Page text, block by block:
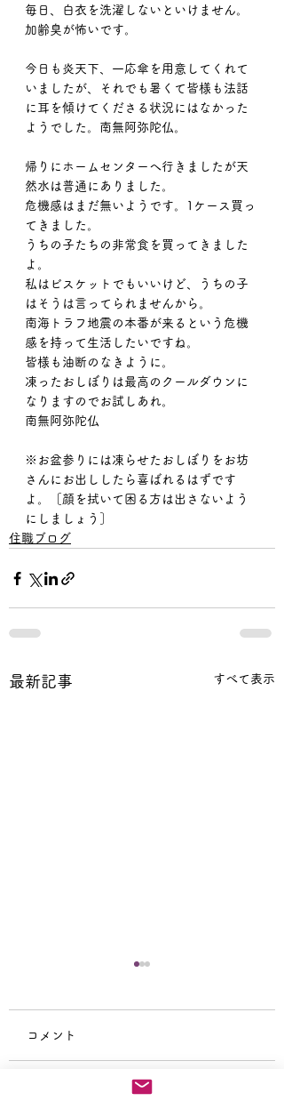
毎日、白衣を洗濯しないといけません。
加齢臭が怖いです。
今日も炎天下、一応傘を用意してくれて
いましたが、それでも暑くて皆様も法話
に耳を傾けてくださる状況にはなかった
ようでした。南無阿弥陀仏。
帰りにホームセンターへ行きましたが天
然水は普通にありました。
危機感はまだ無いようです。1ケース買っ
てきました。
うちの子たちの非常食を買ってきました
よ。
私はビスケットでもいいけど、うちの子
はそうは言ってられませんから。
南海トラフ地震の本番が来るという危機
感を持って生活したいですね。
皆様も油断のなきように。
凍ったおしぼりは最高のクールダウンに
なりますのでお試しあれ。
南無阿弥陀仏
※お盆参りには凍らせたおしぼりをお坊
さんにお出ししたら喜ばれるはずです
よ。［顔を拭いて困る方は出さないよう
にしましょう］
住職ブログ
最新記事 すべて表示
仏教テレフォン相談
コメント